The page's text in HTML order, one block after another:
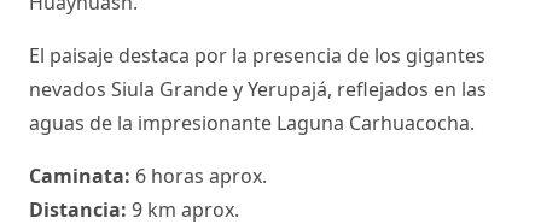
El paisaje destaca por la presencia de los gigantes
nevados Siula Grande y Yerupajá, reflejados en las
aguas de la impresionante Laguna Carhuacocha.
Caminata: 6 horas aprox.
Distancia: 9 km aprox.